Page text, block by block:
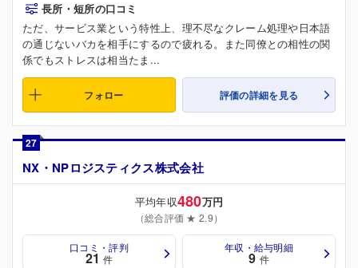
長所・短所の口コミ
ただ、サービス業という特性上、理不尽なクレーム処理や日本語
の通じないバカを相手にするので疲れる。また同僚との相性の関
係でもストレスは相当たま...
フォロー 評価の詳細を見る
27
NX・NPロジスティクス株式会社
平均年収480万円
（総合評価 ★ 2.9）
口コミ・評判
21 件
年収・給与明細
9 件